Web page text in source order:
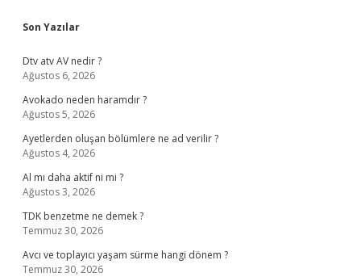
Sidebar
Son Yazılar
Dtv atv AV nedir ?
Ağustos 6, 2026
Avokado neden haramdır ?
Ağustos 5, 2026
Ayetlerden oluşan bölümlere ne ad verilir ?
Ağustos 4, 2026
Al mı daha aktif ni mi ?
Ağustos 3, 2026
TDK benzetme ne demek ?
Temmuz 30, 2026
Avcı ve toplayıcı yaşam sürme hangi dönem ?
Temmuz 30, 2026